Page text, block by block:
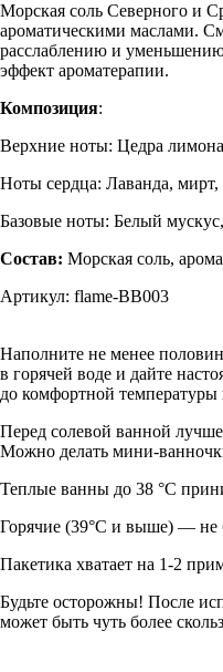
Морская соль Северного и
ароматическими маслами.
расслаблению и
эффект ароматерапии.
Композиция:
Верхние ноты: Цедра
Ноты сердца: Лаванда, мирт,
Базовые ноты: Белый
Состав: Морская соль,
Артикул: flame-BB003
Наполните не менее
в горячей воде и дайте
до комфортной температуры
Перед солевой ванной
Можно делать мини-
Теплые ванны до 38 °C
Горячие (39°C и выше) — не
Пакетика хватает на 1-2
Будьте осторожны! После
может быть чуть более